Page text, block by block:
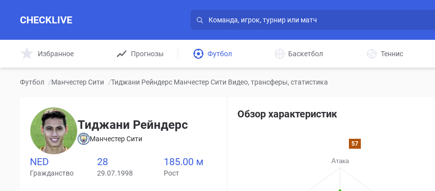
CHECKLIVE
Избранное Прогнозы Футбол Баскетбол Теннис
Футбол /Манчестер Сити /Тиджани Рейндерс Манчестер Сити Видео, трансферы, статистика
Тиджани Рейндерс
Манчестер Сити
NED
Гражданство
28
29.07.1998
185.00 м
Рост
Обзор характеристик
57